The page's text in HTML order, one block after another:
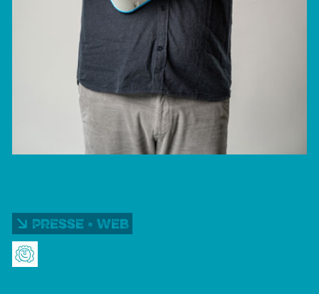
Presse • Web